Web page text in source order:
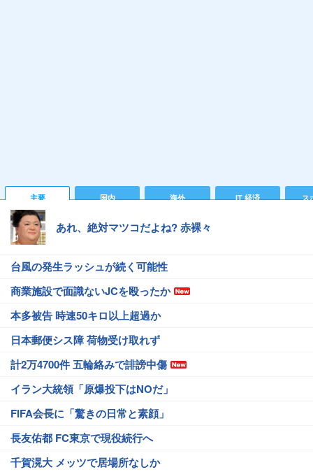
主要 国内 海外 IT 経済 ス
あれ、絶対マツコだよね? 赤裸々
台風の発生ラッシュが続く可能性
商業施設で面識ないJCを殴ったか
本多被告 時速50キロ以上超過か
日本郵便シス障 荷物受け取れず
計2万4700件 五輪絡みで誹謗中傷
イラン大統領「原爆投下はNOだ」
FIFA会長に「驚きの日常と素顔」
長友佑都 FC東京で現役続行へ
千賀滉大 メッツで居場所なしか